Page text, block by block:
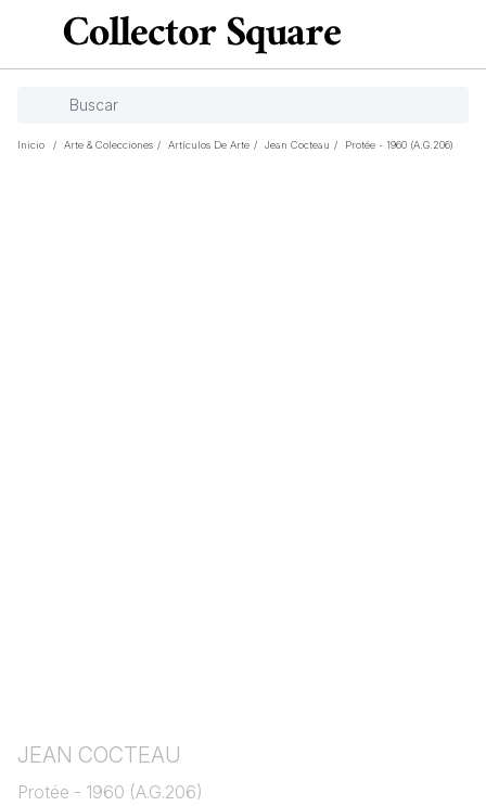
Inicio / Arte & Colecciones / Artículos De Arte / Jean Cocteau / Protée - 1960 (A.G.206)
JEAN COCTEAU
Protée - 1960 (A.G.206)